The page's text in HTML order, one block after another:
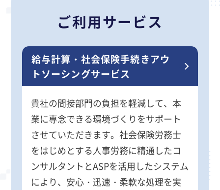
ご利用サービス
給与計算・社会保険手続きアウ
トソーシングサービス
貴社の間接部門の負担を軽減して、本
業に専念できる環境づくりをサポート
させていただきます。社会保険労務士
をはじめとする人事労務に精通したコ
ンサルタントとASPを活用したシステム
により、安心・迅速・柔軟な処理を実